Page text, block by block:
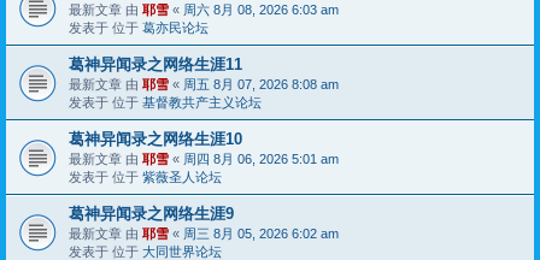
最新文章 由 耶雪 « 周六 8月 08, 2026 6:03 am
发表于 位于 葛亦民论坛
葛神异闻录之网络生涯11
最新文章 由 耶雪 « 周五 8月 07, 2026 8:08 am
发表于 位于 基督教共产主义论坛
葛神异闻录之网络生涯10
最新文章 由 耶雪 « 周四 8月 06, 2026 5:01 am
发表于 位于 紫薇圣人论坛
葛神异闻录之网络生涯9
最新文章 由 耶雪 « 周三 8月 05, 2026 6:02 am
发表于 位于 大同世界论坛